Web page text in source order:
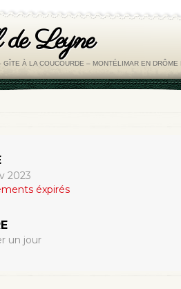
Leyne
GÎTE À LA COUCOURDE – MONTÉLIMAR EN DRÔME
2023
éxpirés
un jour